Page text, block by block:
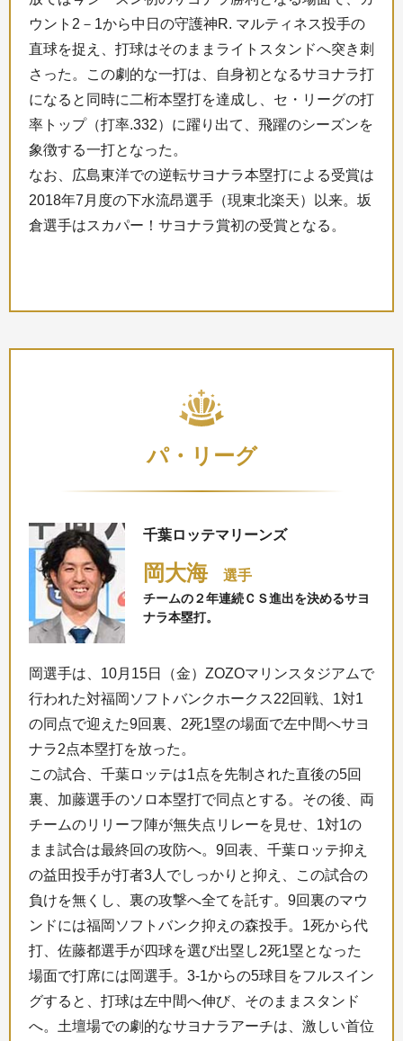
ウント2－1から中日の守護神R. マルティネス投手の
直球を捉え、打球はそのままライトスタンドへ突き刺
さった。この劇的な一打は、自身初となるサヨナラ打
になると同時に二桁本塁打を達成し、セ・リーグの打
率トップ（打率.332）に躍り出て、飛躍のシーズンを
象徴する一打となった。
なお、広島東洋での逆転サヨナラ本塁打による受賞は
2018年7月度の下水流昂選手（現東北楽天）以来。坂
倉選手はスカパー！サヨナラ賞初の受賞となる。
パ・リーグ
千葉ロッテマリーンズ
岡大海 選手
チームの２年連続ＣＳ進出を決めるサヨ
ナラ本塁打。
岡選手は、10月15日（金）ZOZOマリンスタジアムで
行われた対福岡ソフトバンクホークス22回戦、1対1
の同点で迎えた9回裏、2死1塁の場面で左中間へサヨ
ナラ2点本塁打を放った。
この試合、千葉ロッテは1点を先制された直後の5回
裏、加藤選手のソロ本塁打で同点とする。その後、両
チームのリリーフ陣が無失点リレーを見せ、1対1の
まま試合は最終回の攻防へ。9回表、千葉ロッテ抑え
の益田投手が打者3人でしっかりと抑え、この試合の
負けを無くし、裏の攻撃へ全てを託す。9回裏のマウ
ンドには福岡ソフトバンク抑えの森投手。1死から代
打、佐藤都選手が四球を選び出塁し2死1塁となった
場面で打席には岡選手。3-1からの5球目をフルスイン
グすると、打球は左中間へ伸び、そのままスタンド
へ。土壇場での劇的なサヨナラアーチは、激しい首位